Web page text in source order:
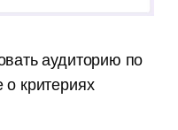
аудиторию по
о критериях